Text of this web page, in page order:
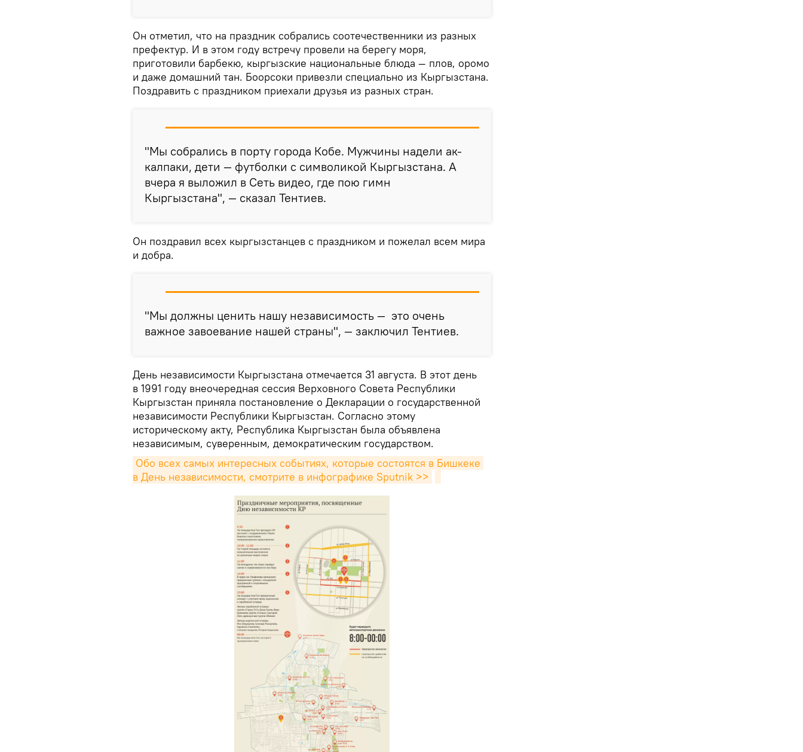
Он отметил, что на праздник собрались соотечественники из разных
префектур. И в этом году встречу провели на берегу моря,
приготовили барбекю, кыргызские национальные блюда — плов, оромо
и даже домашний тан. Боорсоки привезли специально из Кыргызстана.
Поздравить с праздником приехали друзья из разных стран.
"Мы собрались в порту города Кобе. Мужчины надели ак-
калпаки, дети — футболки с символикой Кыргызстана. А
вчера я выложил в Сеть видео, где пою гимн
Кыргызстана", — сказал Тентиев.
Он поздравил всех кыргызстанцев с праздником и пожелал всем мира
и добра.
"Мы должны ценить нашу независимость — это очень
важное завоевание нашей страны", — заключил Тентиев.
День независимости Кыргызстана отмечается 31 августа. В этот день
в 1991 году внеочередная сессия Верховного Совета Республики
Кыргызстан приняла постановление о Декларации о государственной
независимости Республики Кыргызстан. Согласно этому
историческому акту, Республика Кыргызстан была объявлена
независимым, суверенным, демократическим государством.
Обо всех самых интересных событиях, которые состоятся в Бишкеке
в День независимости, смотрите в инфографике Sputnik >>